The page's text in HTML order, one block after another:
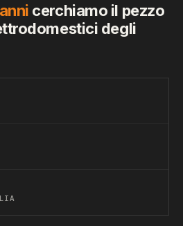
cerchiamo il pezzo
degli